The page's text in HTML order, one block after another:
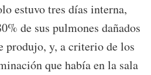
estuvo tres días interna,
de sus pulmones dañados
produjo, y, a criterio de los
que había en la sala